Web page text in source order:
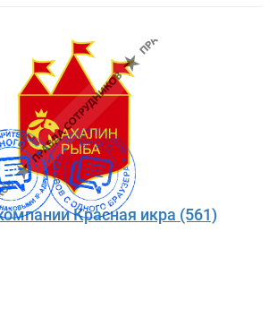
Красная икра (561)